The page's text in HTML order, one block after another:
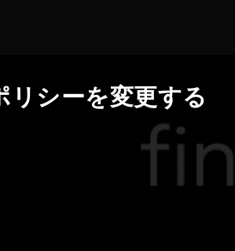
リシーを変更する